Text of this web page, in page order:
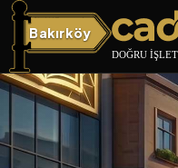
Bakırköy
Bakırköy